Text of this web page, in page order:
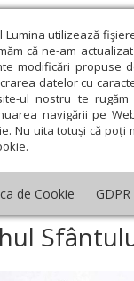
Lumina utilizează
că ne-am
modificări propuse
datelor cu
ul nostru te
navigării pe
Nu uita totuși că
de Cookie GDPR
Sănătate
› Trăire vie în